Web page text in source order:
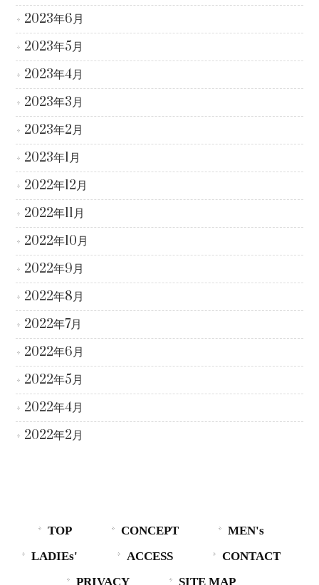
2023年6月
2023年5月
2023年4月
2023年3月
2023年2月
2023年1月
2022年12月
2022年11月
2022年10月
2022年9月
2022年8月
2022年7月
2022年6月
2022年5月
2022年4月
2022年2月
TOP CONCEPT
MEN's
LADIEs'
ACCESS
CONTACT
PRIVACY
SITE MAP